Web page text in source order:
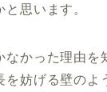
思います。
なかった理由を
を妨げる壁のよ